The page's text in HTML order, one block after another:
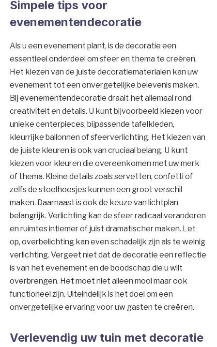
Simpele tips voor
evenementendecoratie
Als u een evenement plant, is de decoratie een
essentieel onderdeel om sfeer en thema te creëren.
Het kiezen van de juiste decoratiematerialen kan uw
evenement tot een onvergetelijke belevenis maken.
Bij evenementendecoratie draait het allemaal rond
creativiteit en details. U kunt bijvoorbeeld kiezen voor
unieke centerpieces, bijpassende tafelkleden,
kleurrijke ballonnen of sfeerverlichting. Het kiezen van
de juiste kleuren is ook van cruciaal belang. U kunt
kiezen voor kleuren die overeenkomen met uw merk
of thema. Kleine details zoals servetten, confetti of
zelfs de stoelhoesjes kunnen een groot verschil
maken. Daarnaast is ook de keuze van lichtplan
belangrijk. Verlichting kan de sfeer radicaal veranderen
en ruimtes intiemer of juist dramatischer maken. Let
op, overbelichting kan even schadelijk zijn als te weinig
verlichting. Vergeet niet dat de decoratie een reflectie
is van het evenement en de boodschap die u wilt
overbrengen. Het moet niet alleen mooi maar ook
functioneel zijn. Uiteindelijk is het doel om een
onvergetelijke ervaring voor uw gasten te creëren.
Verlevendig uw tuin met decoratie